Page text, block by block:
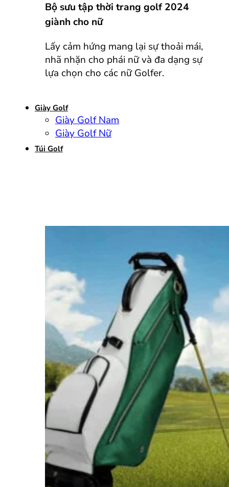
Bộ sưu tập thời trang golf 2024
giành cho nữ
Lấy cảm hứng mang lại sự thoải mái,
nhã nhặn cho phái nữ và đa dạng sự
lựa chọn cho các nữ Golfer.
Giày Golf
Giày Golf Nam
Giày Golf Nữ
Túi Golf